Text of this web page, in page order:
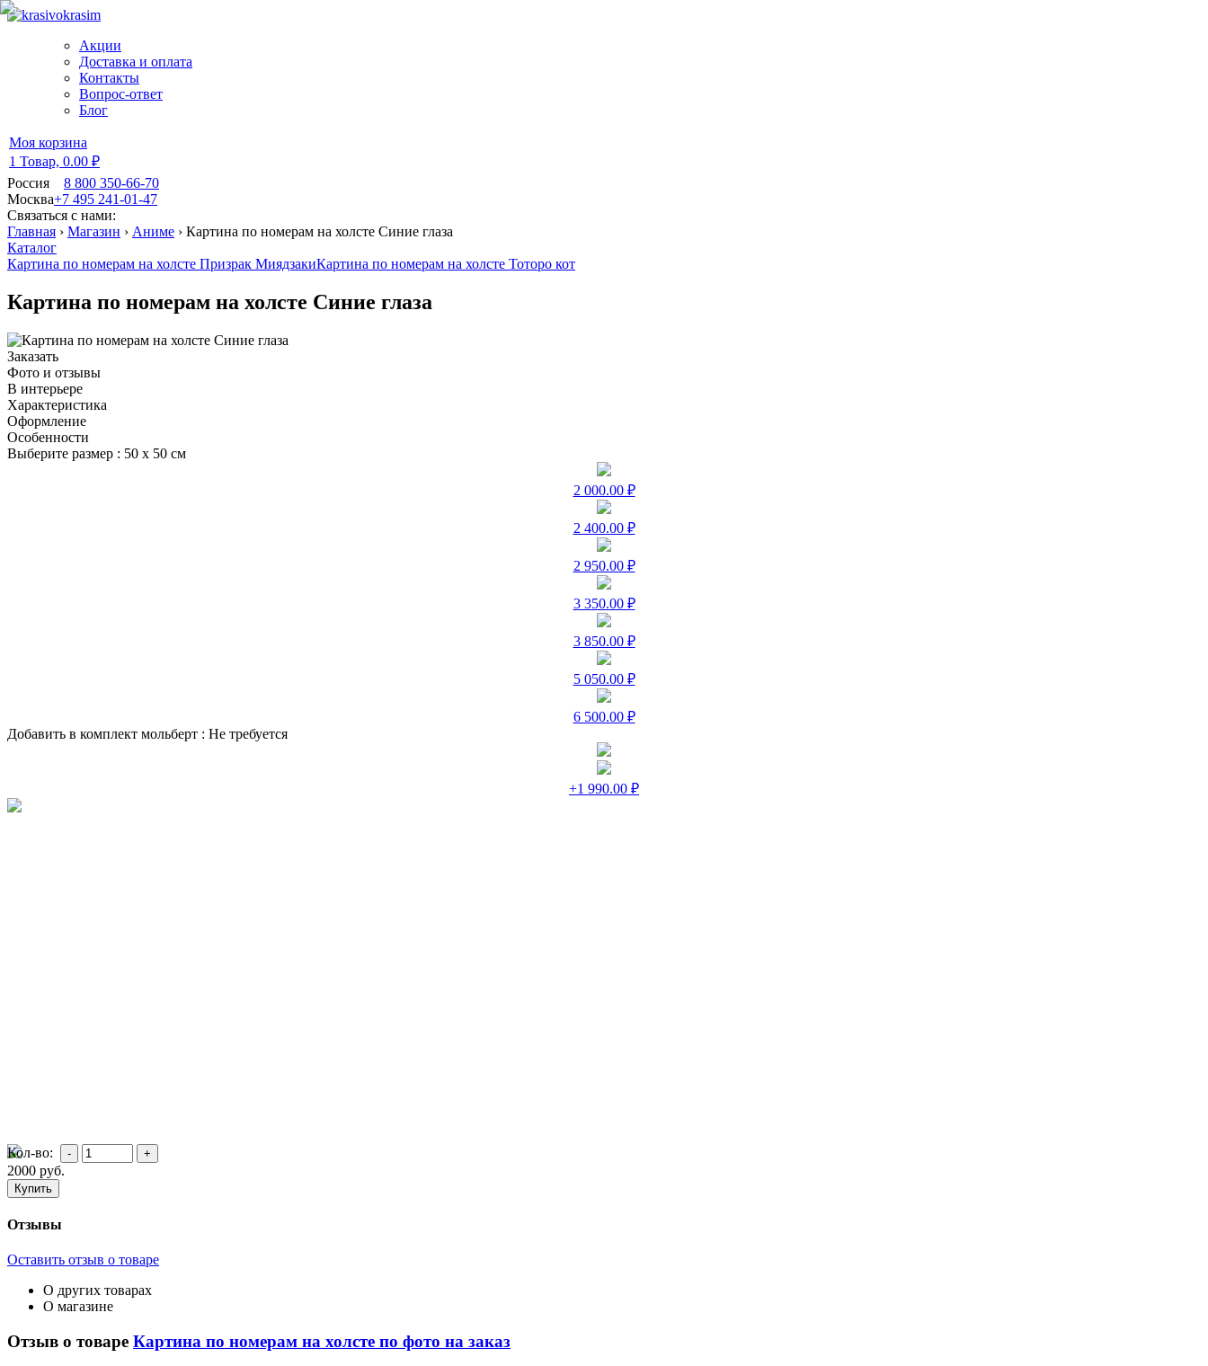
Акции
Доставка и оплата
Контакты
Вопрос-ответ
Блог
Моя корзина
1 Товар, 0.00 ₽
Россия
8 800 350-66-70
Москва+7 495 241-01-47
Связаться с нами:
Главная › Магазин › Аниме › Картина по номерам на холсте Синие глаза
Каталог
Картина по номерам на холсте Призрак МиядзакиКартина по номерам на холсте Тоторо кот
Картина по номерам на холсте Синие глаза
Заказать
Фото и отзывы
В интерьере
Характеристика
Оформление
Особенности
Выберите размер : 50 х 50 см
2 000.00 ₽
2 400.00 ₽
2 950.00 ₽
3 350.00 ₽
3 850.00 ₽
5 050.00 ₽
6 500.00 ₽
Добавить в комплект мольберт : Не требуется
+1 990.00 ₽
Кол-во:
2000 руб.
Отзывы
Оставить отзыв о товаре
О других товарах
О магазине
Отзыв о товаре Картина по номерам на холсте по фото на заказ